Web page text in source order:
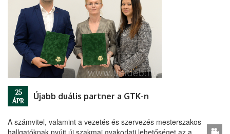
25
ÁPR
Újabb duális partner a GTK-n
A számvitel, valamint a vezetés és szervezés mesterszakos
hallgatóknak nyújt új szakmai gyakorlati lehetőséget az a